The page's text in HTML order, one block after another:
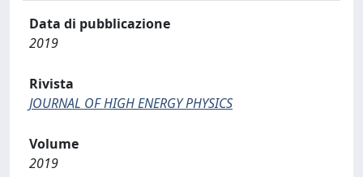
Data di pubblicazione
2019
Rivista
JOURNAL OF HIGH ENERGY PHYSICS
Volume
2019